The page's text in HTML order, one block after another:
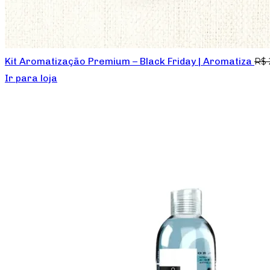
Kit Aromatização Premium – Black Friday | Aromatiza R$
Ir para loja